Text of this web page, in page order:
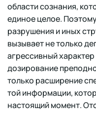
области сознания,
единое целое.
разрушения и иных
вызывает не только
агрессивный
дозирование
только расширение
той информации,
настоящий момент.